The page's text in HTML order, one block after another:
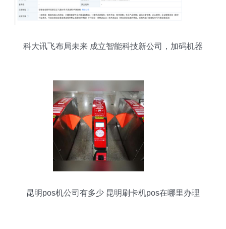
科大讯飞布局未来 成立智能科技新公司，加码机器
昆明pos机公司有多少 昆明刷卡机pos在哪里办理